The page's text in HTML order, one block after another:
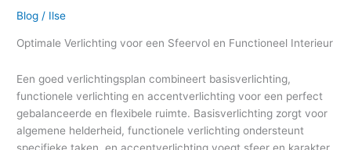
Blog / Ilse
Optimale Verlichting voor een Sfeervol en Functioneel Interieur
Een goed verlichtingsplan combineert basisverlichting,
functionele verlichting en accentverlichting voor een perfect
gebalanceerde en flexibele ruimte. Basisverlichting zorgt voor
algemene helderheid, functionele verlichting ondersteunt
specifieke taken, en accentverlichting voegt sfeer en karakter